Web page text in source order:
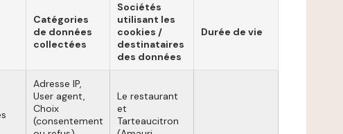
Catégories
de données
collectées
Sociétés
utilisant les
cookies /
destinataires
des données
Durée de vie
Adresse IP,
User agent,
Choix
(consentement
Le restaurant
et
Tarteaucitron